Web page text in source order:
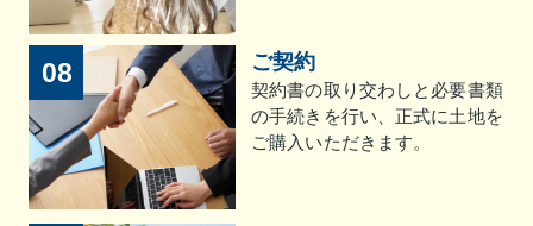
08 ご契約
契約書の取り交わしと必要書類
の手続きを行い、正式に土地を
ご購入いただきます。